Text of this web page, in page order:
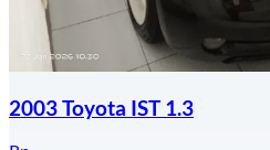
2003 Toyota IST 1.3